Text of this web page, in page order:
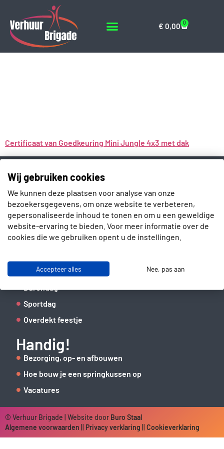
€ 0,00 0
Certificaat van Goedkeuring Mini Jungle 4x3 met dak
Contact
Slotenmakerstraat 30
2672 GD Naaldwijk
info@verhuurbrigade.nl
06 41 62 51 40
Organiseer een
Kinderfeestje thuis
Burendag
Sportdag
Overdekt feestje
Handig!
Bezorging, op- en afbouwen
Hoe bouw je een springkussen op
Vacatures
© Verhuur Brigade | Website door Buro Staal
Algemene voorwaarden
Privacy verklaring Cookieverklaring
Wij gebruiken cookies
We kunnen deze plaatsen voor analyse van onze
bezoekersgegevens, om onze website te verbeteren,
gepersonaliseerde inhoud te tonen en om u een geweldige
website-ervaring te bieden. Voor meer informatie over de
cookies die we gebruiken opent u de instellingen.
Accepteer alles Nee, pas aan